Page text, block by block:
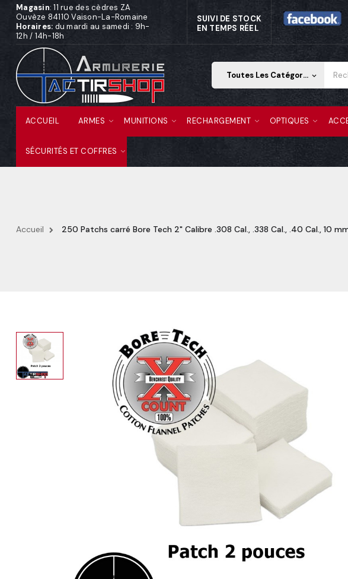
Magasin: 11 rue des cèdres ZA
Ouvèze 84110 Vaison-La-Romaine
Horaires: du mardi au samedi : 9h-
12h / 14h-18h
SUIVI DE STOCK
EN TEMPS RÉEL
Toutes Les Catégories keyboard_arrow_down
ACCUEIL ARMES MUNITIONS RECHARGEMENT OPTIQUES
SÉCURITÉS ET COFFRES
Accueil 250 Patchs carré Bore Tech 2" Calibre .308 Cal., .338 Cal., .40 Cal., 10